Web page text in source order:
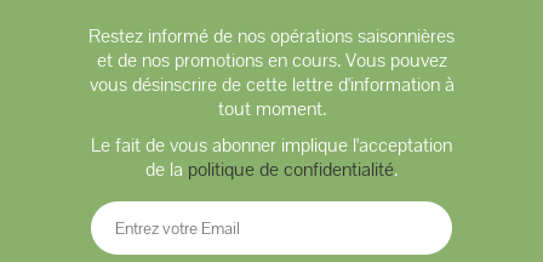
Restez informé de nos opérations saisonnières
et de nos promotions en cours. Vous pouvez
vous désinscrire de cette lettre d'information à
tout moment.
Le fait de vous abonner implique l'acceptation
de la politique de confidentialité.